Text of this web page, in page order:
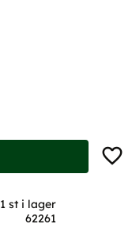
1 st i lager
62261